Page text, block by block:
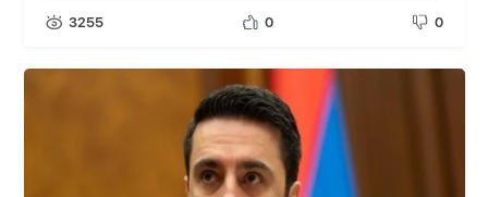
3255 0 0